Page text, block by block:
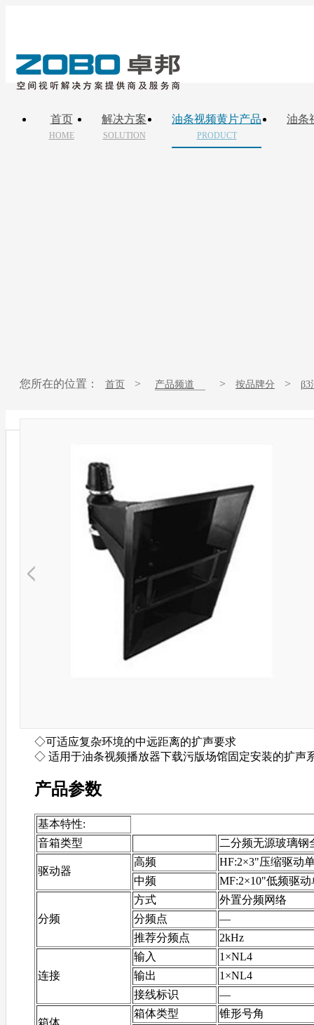
首页
HOME
解决方案
SOLUTION
油条视频黄片产品
PRODUCT
油条
您所在的位置： 首页 > 产品频道 > 按品牌分 > β3
ΣH64 外置2分频10英寸号筒式中高频扬声器系统
◇可适应复杂环境的中远距离的扩声要求
◇ 适用于油条视频播放器下载污版场馆固定安装的扩声
产品参数
基本特性:
音箱类型
二分频无源玻璃
驱动器
高频
HF:2×3"压缩驱动
中频
MF:2×10"低频驱动
分频
方式
外置分频网络
分频点
—
推荐分频点
2kHz
连接
输入
1×NL4
输出
1×NL4
接线标识
—
箱体
箱体类型
锥形号角